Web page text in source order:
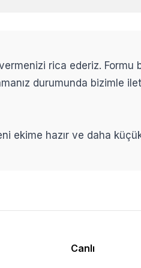
rica ederiz. Formu
durumunda bizimle
ekime hazır ve daha
Canlı